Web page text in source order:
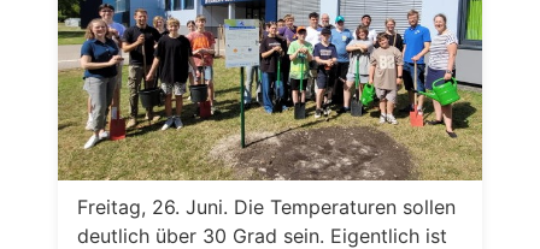
Freitag, 26. Juni. Die Temperaturen sollen
deutlich über 30 Grad sein. Eigentlich ist